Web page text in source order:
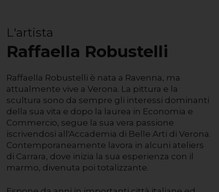
L'artista
Raffaella Robustelli
Raffaella Robustelli è nata a Ravenna, ma
attualmente vive a Verona. La pittura e la
scultura sono da sempre gli interessi dominanti
della sua vita e dopo la laurea in Economia e
Commercio, segue la sua vera passione
iscrivendosi all'Accademia di Belle Arti di Verona.
Contemporaneamente lavora in alcuni ateliers
di Carrara, dove inizia la sua esperienza con il
marmo, divenuta poi totalizzante.